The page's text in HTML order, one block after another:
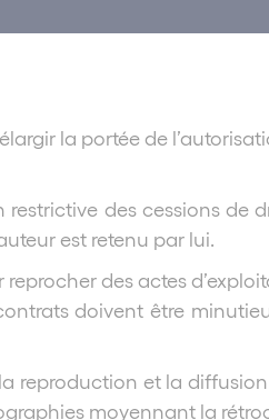
la portée de
des cessions de
est retenu par lui.
des actes
doivent être
reproduction et la
moyennant la